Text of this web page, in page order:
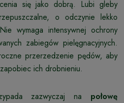
się jako dobrą. Lubi gleby
o odczynie lekko
wymaga intensywnej ochrony
zabiegów pielęgnacyjnych.
przerzedzenie pędów, aby
ich drobnieniu.
zazwyczaj na połowę